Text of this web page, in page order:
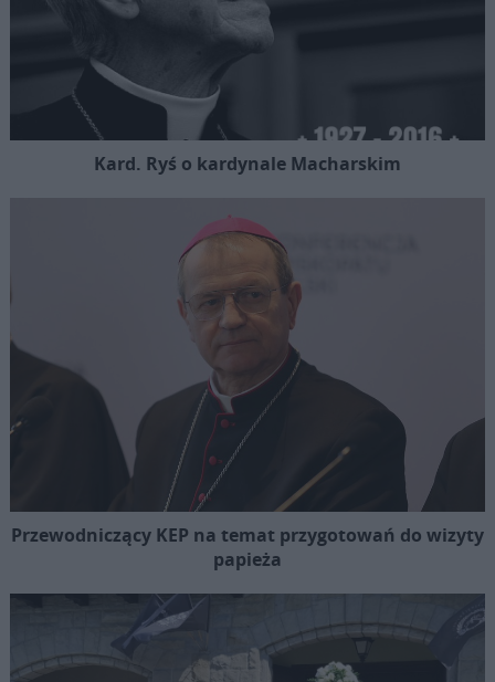
Kard. Ryś o kardynale Macharskim
Przewodniczący KEP na temat przygotowań do wizyty
papieża